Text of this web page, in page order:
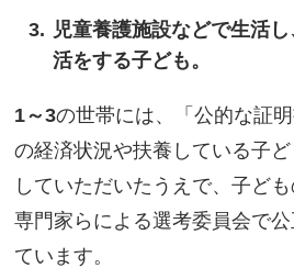
児童養護施設などで生活
活をする子ども。
1～3の世帯には、「公的な証
の経済状況や扶養している子
していただいたうえで、子ど
専門家らによる選考委員会で
ています。